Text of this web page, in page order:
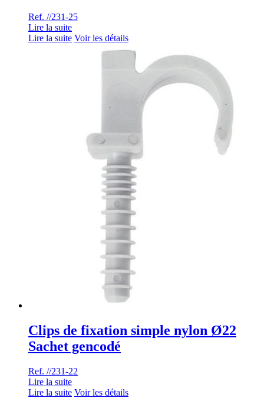
Ref. //231-25
Lire la suite
Lire la suite Voir les détails
Clips de fixation simple nylon Ø22
Sachet gencodé
Ref. //231-22
Lire la suite
Lire la suite Voir les détails